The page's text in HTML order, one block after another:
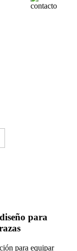
para
para equipar